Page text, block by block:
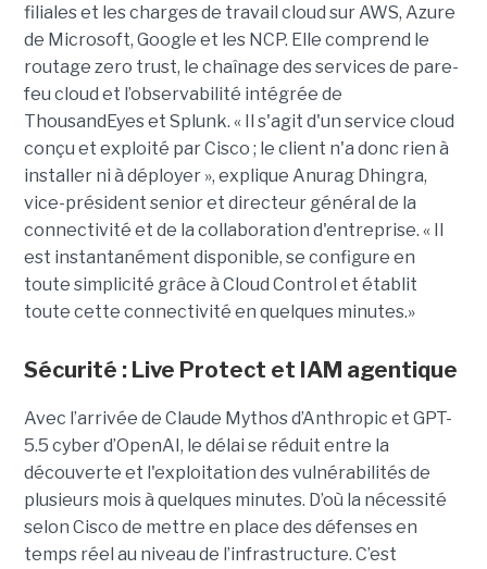
filiales et les charges de travail cloud sur AWS, Azure
de Microsoft, Google et les NCP. Elle comprend le
routage zero trust, le chaînage des services de pare-
feu cloud et l’observabilité intégrée de
ThousandEyes et Splunk. « Il s'agit d'un service cloud
conçu et exploité par Cisco ; le client n'a donc rien à
installer ni à déployer », explique Anurag Dhingra,
vice-président senior et directeur général de la
connectivité et de la collaboration d'entreprise. « Il
est instantanément disponible, se configure en
toute simplicité grâce à Cloud Control et établit
toute cette connectivité en quelques minutes.»
Sécurité : Live Protect et IAM agentique
Avec l’arrivée de Claude Mythos d’Anthropic et GPT-
5.5 cyber d’OpenAI, le délai se réduit entre la
découverte et l'exploitation des vulnérabilités de
plusieurs mois à quelques minutes. D’où la nécessité
selon Cisco de mettre en place des défenses en
temps réel au niveau de l’infrastructure. C’est